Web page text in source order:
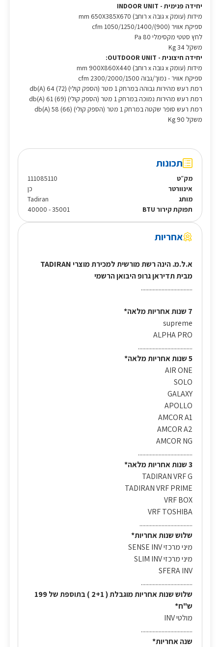
יחידה פנימית - INDOOR UNIT
מידות (עומק x גובה x רוחב) mm 650X385X670
ספיקת אוויר cfm 1050/1250/1400/(900)
לחץ סטטי מקסימלי Pa 80
משקל Kg 34
יחידה חיצונית - OUTDOOR UNIT:
מידות (עומק x גובה x רוחב) mm 900X860X440
ספיקת אוויר - נמוך/גבוה cfm 2300/2000/1500
רמת רעש מהירות גבוהה במרחק 1 מטר (הספק קולי) db(A) 64 (72)
רמת רעש מהירות נמוכה במרחק 1 מטר (הספק קולי) db(A) 61 (69)
רמת רעש סופר שקטה במרחק 1 מטר (הספק קולי) db(A) 58 (66)
משקל Kg 90
תכונות
מק״ט
111085110
אינוורטר
כן
מותג
Tadiran
תפוקת קירור BTU
35001 - 40000
אחריות
א.ל.מ. הינה רשת מורשית למכירת מוצרי TADIRAN
מבית תדיראן גרופ היבואן הרשמי
...................................
7 שנות אחריות מלאה*
supreme
ALPHA PRO
.....................................
5 שנות אחריות מלאה*
AIR ONE
SOLO
GALAXY
APOLLO
AMCOR A1
AMCOR A2
AMCOR NG
.....................................
3 שנות אחריות מלאה*
TADIRAN VRF G
TADIRAN VRF PRIME
VRF BOX
VRF TOSHIBA
....................................
שלוש שנות אחריות*
מיני מרכזי SENSE INV
מיני מרכזי SLIM INV
SFERA INV
...................................
שלוש שנות אחריות מוגבלת ( 2+1 ) בתוספת של 199
ש"ח*
מולטי INV
...................................
שנה אחריות*